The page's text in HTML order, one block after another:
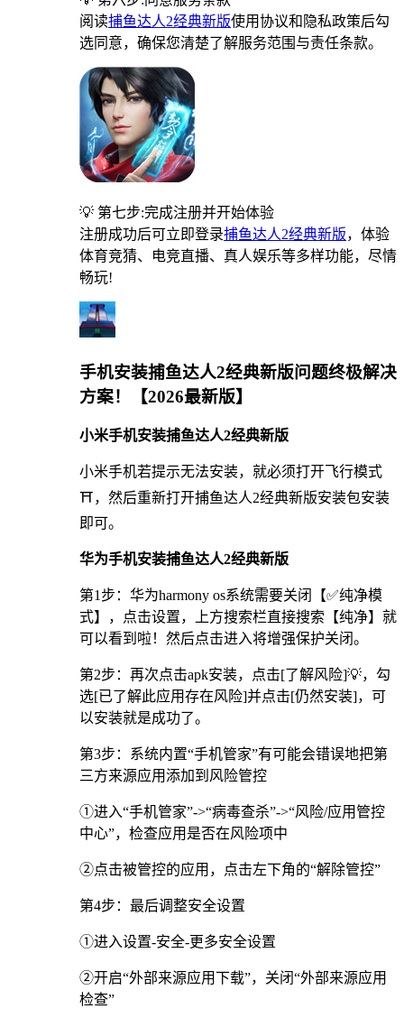
阅读捕鱼达人2经典新版使用协议和隐私政策后勾
选同意，确保您清楚了解服务范围与责任条款。
💡 第七步:完成注册并开始体验
注册成功后可立即登录捕鱼达人2经典新版，体验
体育竞猜、电竞直播、真人娱乐等多样功能，尽情
畅玩!
手机安装捕鱼达人2经典新版问题终极解决
方案！【2026最新版】
小米手机安装捕鱼达人2经典新版
小米手机若提示无法安装，就必须打开飞行模式
⛩，然后重新打开捕鱼达人2经典新版安装包安装
即可。
华为手机安装捕鱼达人2经典新版
第1步：华为harmony os系统需要关闭【✅纯净模
式】，点击设置，上方搜索栏直接搜索【纯净】就
可以看到啦！然后点击进入将增强保护关闭。
第2步：再次点击apk安装，点击[了解风险]💡，勾
选[已了解此应用存在风险]并点击[仍然安装]，可
以安装就是成功了。
第3步：系统内置“手机管家”有可能会错误地把第
三方来源应用添加到风险管控
①进入“手机管家”->“病毒查杀”->“风险/应用管控
中心”，检查应用是否在风险项中
②点击被管控的应用，点击左下角的“解除管控”
第4步：最后调整安全设置
①进入设置-安全-更多安全设置
②开启“外部来源应用下载”，关闭“外部来源应用
检查”